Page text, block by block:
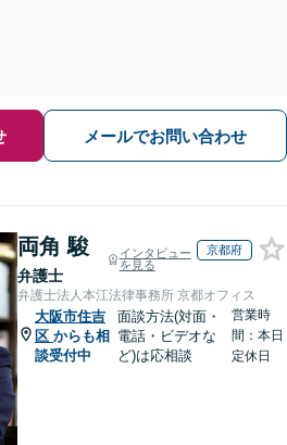
メールでお問い合わせ
両角 駿
弁護士
インタビュー
を見る
京都府
弁護士法人本江法律事務所 京都オフィス
大阪市住吉
区 からも相
談受付中
面談方法(対面・
電話・ビデオな
ど)は応相談
営業時
間：本日
定休日